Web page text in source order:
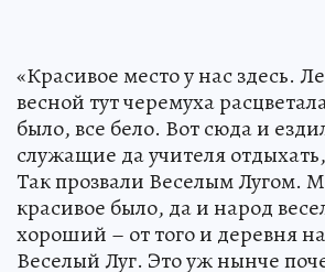
«Красивое место у нас здесь.
весной тут черемуха
было, все бело. Вот сюда и
служащие да учителя
Так прозвали Веселым Лугом.
красивое было, да и народ
хороший – от того и деревня
Веселый Луг. Это уж нынче